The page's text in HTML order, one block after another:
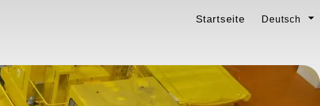
Startseite Deutsch